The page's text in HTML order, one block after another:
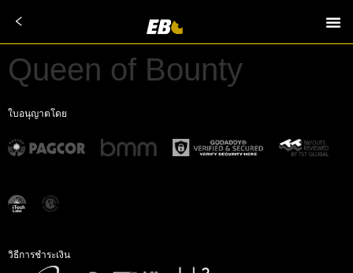
Queen of Bounty
ใบอนุญาตโดย
วิธีการชำระเงิน